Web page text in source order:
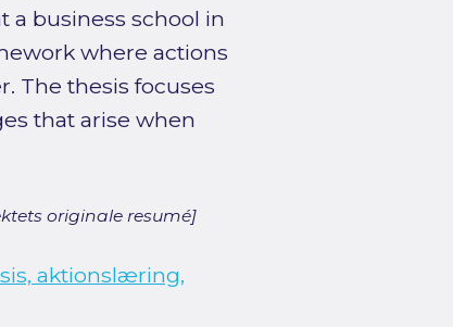
a business school in
where actions
The thesis focuses
that arise when
originale resumé]
aktionslæring,